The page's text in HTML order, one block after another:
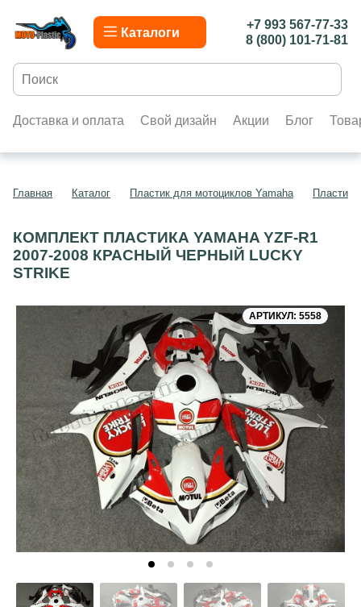
Каталоги
+7 993 567-77-33
8 (800) 101-71-81
Доставка и оплата Свой дизайн Акции Блог
Главная Каталог Пластик для мотоциклов Yamaha Пластик
КОМПЛЕКТ ПЛАСТИКА YAMAHA YZF-R1
2007-2008 КРАСНЫЙ ЧЕРНЫЙ LUCKY
STRIKE
АРТИКУЛ: 5558